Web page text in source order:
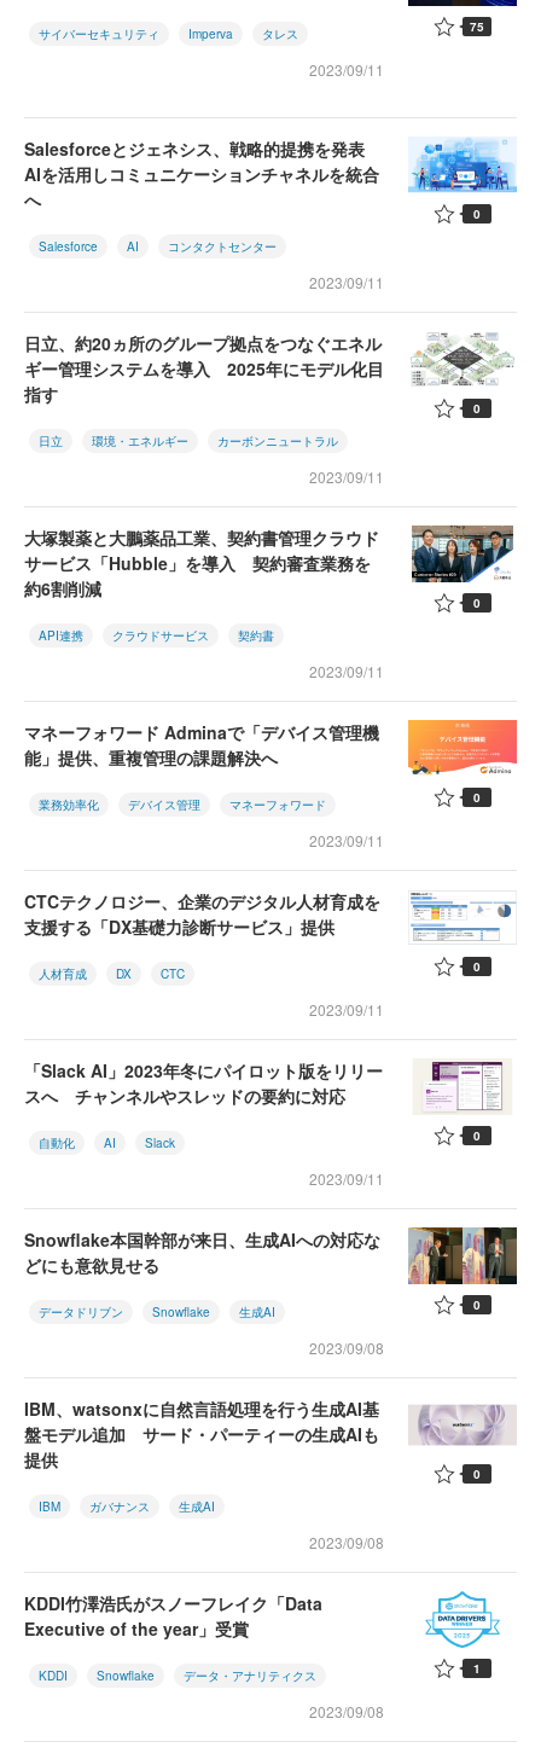
サイバーセキュリティ Imperva タレス
2023/09/11
75
Salesforceとジェネシス、戦略的提携を発表
AIを活用しコミュニケーションチャネルを統合
へ
Salesforce AI コンタクトセンター
2023/09/11
0
日立、約20ヵ所のグループ拠点をつなぐエネル
ギー管理システムを導入 2025年にモデル化目
指す
日立 環境・エネルギー カーボンニュートラル
2023/09/11
0
大塚製薬と大鵬薬品工業、契約書管理クラウド
サービス「Hubble」を導入 契約審査業務を
約6割削減
API連携 クラウドサービス 契約書
2023/09/11
0
マネーフォワード Adminaで「デバイス管理機
能」提供、重複管理の課題解決へ
業務効率化 デバイス管理 マネーフォワード
2023/09/11
0
CTCテクノロジー、企業のデジタル人材育成を
支援する「DX基礎力診断サービス」提供
人材育成 DX CTC
2023/09/11
0
「Slack AI」2023年冬にパイロット版をリリー
スへ チャンネルやスレッドの要約に対応
自動化 AI Slack
2023/09/11
0
Snowflake本国幹部が来日、生成AIへの対応な
どにも意欲見せる
データドリブン Snowflake 生成AI
2023/09/08
0
IBM、watsonxに自然言語処理を行う生成AI基
盤モデル追加 サード・パーティーの生成AIも
提供
IBM ガバナンス 生成AI
2023/09/08
0
KDDI竹澤浩氏がスノーフレイク「Data
Executive of the year」受賞
KDDI Snowflake データ・アナリティクス
2023/09/08
1